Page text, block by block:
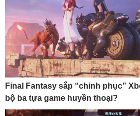
Final Fantasy sắp “chinh phục”
bộ ba tựa game huyền thoại?